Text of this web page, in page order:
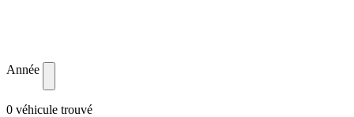
Année
0 véhicule trouvé